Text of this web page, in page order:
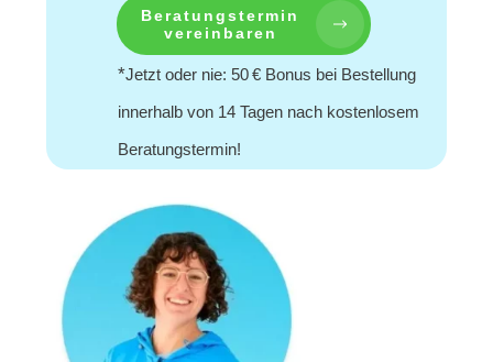
Beratungstermin
vereinbaren
*Jetzt oder nie: 50 € Bonus bei Bestellung
innerhalb von 14 Tagen nach kostenlosem
Beratungstermin!